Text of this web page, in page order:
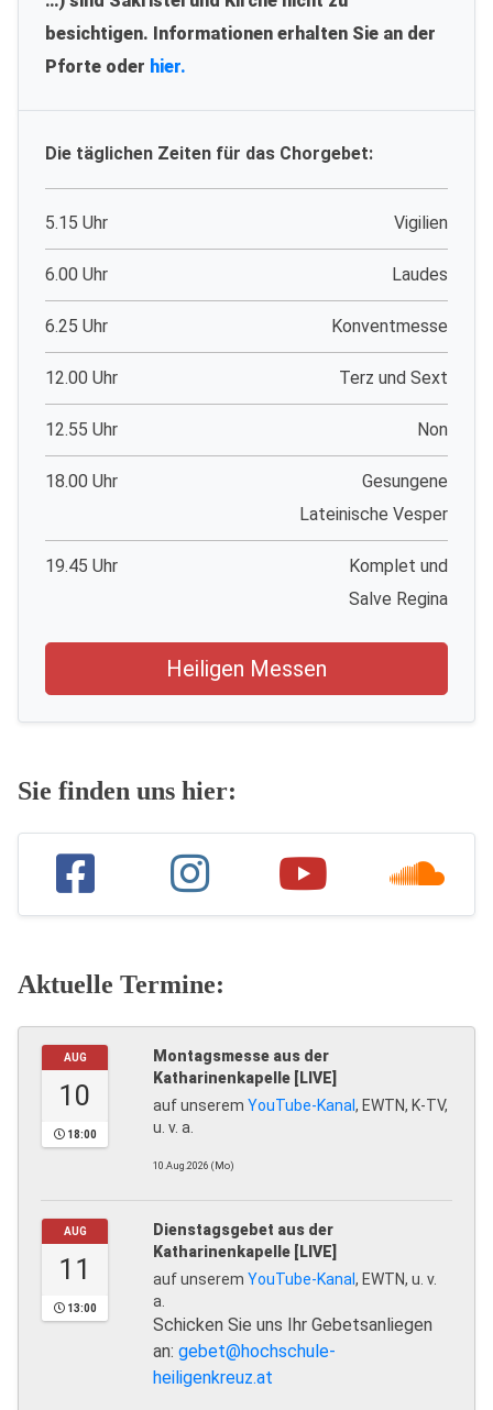
besichtigen. Informationen erhalten Sie an der
Pforte oder hier.
Die täglichen Zeiten für das Chorgebet:
5.15 Uhr Vigilien
6.00 Uhr Laudes
6.25 Uhr Konventmesse
12.00 Uhr Terz und Sext
12.55 Uhr Non
18.00 Uhr
Gesungene
Lateinische Vesper
19.45 Uhr
Komplet und
Salve Regina
Heiligen Messen
Sie finden uns hier:
Aktuelle Termine:
AUG
10
18:00
Montagsmesse aus der
Katharinenkapelle [LIVE]
auf unserem YouTube-Kanal, EWTN, K-TV,
u. v. a.
10.Aug.2026 (Mo)
AUG
11
13:00
Dienstagsgebet aus der
Katharinenkapelle [LIVE]
auf unserem YouTube-Kanal, EWTN, u. v.
a.
Schicken Sie uns Ihr Gebetsanliegen
an: gebet@hochschule-
heiligenkreuz.at